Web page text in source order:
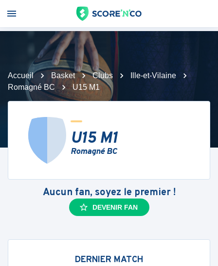
Accueil Basket Clubs
Ille-et-Vilaine
Romagné BC
U15 M1
U15 M1
Romagné BC
Aucun fan, soyez le premier !
DEVENIR FAN
DERNIER MATCH